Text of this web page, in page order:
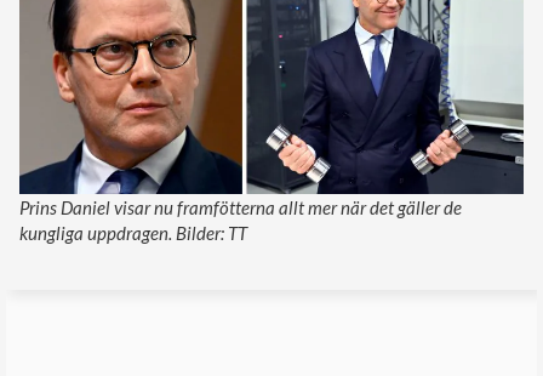
Prins Daniel visar nu framfötterna allt mer när det gäller de
kungliga uppdragen. Bilder: TT